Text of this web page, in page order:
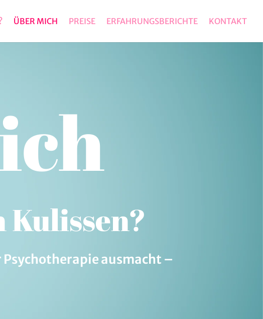
ÜBER MICH PREISE ERFAHRUNGSBERICHTE KONTAKT
ausmacht –